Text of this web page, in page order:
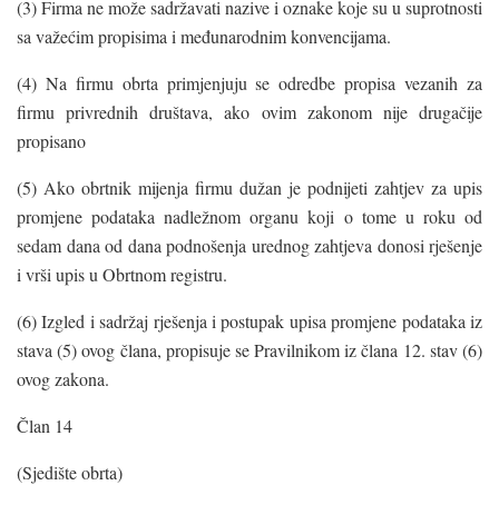
(3) Firma ne može sadržavati nazive i oznake koje su u suprotnosti
sa važećim propisima i međunarodnim konvencijama.
(4) Na firmu obrta primjenjuju se odredbe propisa vezanih za
firmu privrednih društava, ako ovim zakonom nije drugačije
propisano
(5) Ako obrtnik mijenja firmu dužan je podnijeti zahtjev za upis
promjene podataka nadležnom organu koji o tome u roku od
sedam dana od dana podnošenja urednog zahtjeva donosi rješenje
i vrši upis u Obrtnom registru.
(6) Izgled i sadržaj rješenja i postupak upisa promjene podataka iz
stava (5) ovog člana, propisuje se Pravilnikom iz člana 12. stav (6)
ovog zakona.
Član 14
(Sjedište obrta)